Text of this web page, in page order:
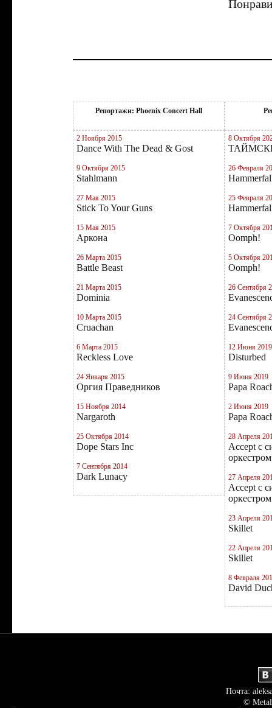
Репортажи: Phoenix Concert Hall
2 Ноября 2015
Dance With The Dead & Gost
9 Октября 2015
Stahlmann
27 Мая 2015
Stick To Your Guns
15 Мая 2015
Аркона
26 Марта 2015
Battle Beast
21 Марта 2015
Dominia
10 Марта 2015
Cruachan
6 Марта 2015
Reckless Love
24 Января 2015
Оргия Праведников
15 Ноября 2014
Nargaroth
25 Октября 2014
Dope Stars Inc
7 Сентября 2014
Dark Lunacy
8 Октября
26 Февраля
25 Февраля
7 Октября
Oomph!
5 Октября
Oomph!
26 Сентября
24 Сентября
12 Июня 2019
Disturbed
9 Июня 2019
Papa
2 Июня 2019
Papa
28 Апреля
Accept с
оркестром
27 Апреля
Accept с
оркестром
23 Апреля
Skillet
22 Апреля
Skillet
8 Февраля
David
Почта:
©